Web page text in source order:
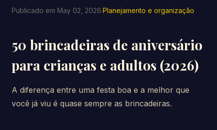
Publicado em May 02, 2026·Planejamento e organização
50 brincadeiras de aniversário
para crianças e adultos (2026)
A diferença entre uma festa boa e a melhor que
você já viu é quase sempre as brincadeiras.